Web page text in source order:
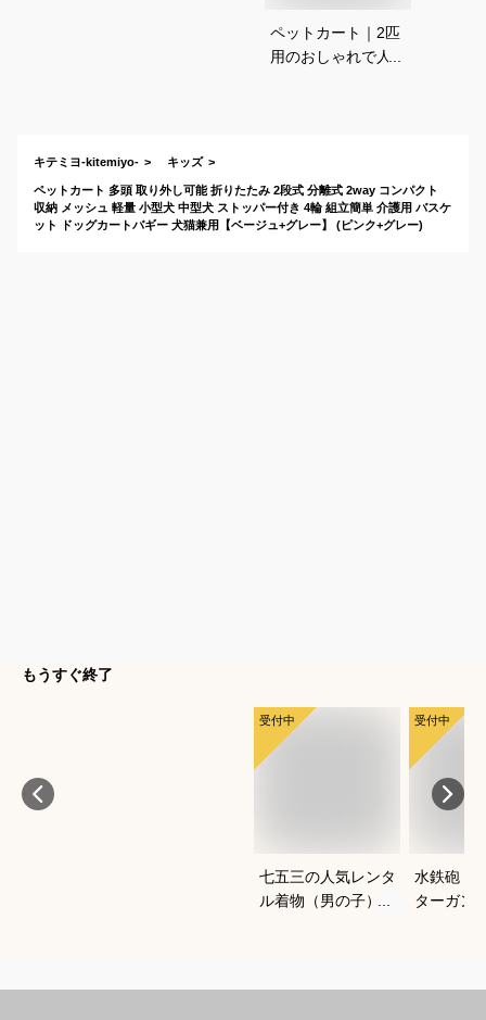
ペットカート｜2匹
用のおしゃれで人気
キテミヨ-kitemiyo- キッズ
ペットカート 多頭 取り外し可能 折りたたみ 2段式 分離式 2way コンパクト
収納 メッシュ 軽量 小型犬 中型犬 ストッパー付き 4輪 組立簡単 介護用 バスケ
ット ドッグカートバギー 犬猫兼用【ベージュ+グレー】 (ピンク+グレー)
もうすぐ終了
受付中
七五三の人気レンタ
ル着物（男の子）｜
受付中
水鉄砲｜
ターガン